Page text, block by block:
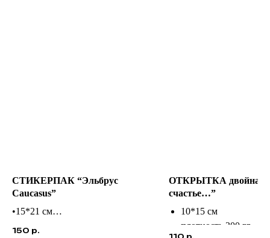
СТИКЕРПАК “Эльбрус
Caucasus”
•15*21 см
•виниловый
150 р.
ОТКРЫТКА двойная
счастье…”
10*15 см
плотность 300 гр